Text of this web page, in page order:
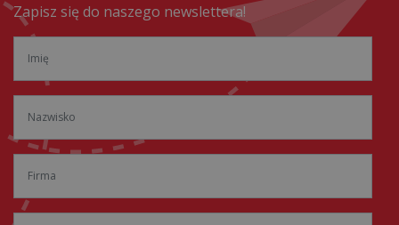
Zapisz się do naszego newslettera!